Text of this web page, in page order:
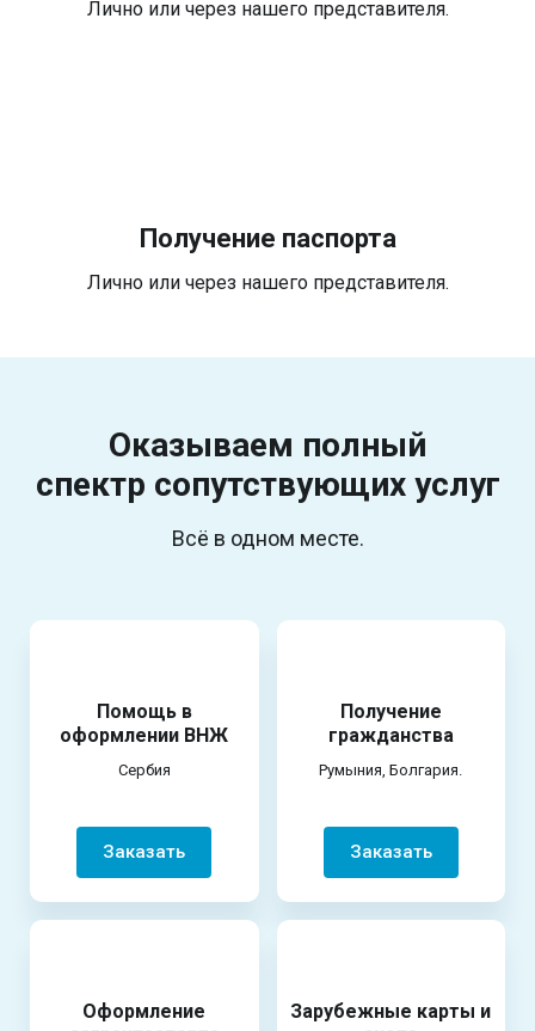
Лично или через нашего представителя.
Получение паспорта
Лично или через нашего представителя.
Оказываем полный
спектр сопутствующих услуг
Всё в одном месте.
Помощь в
оформлении ВНЖ
Сербия
Заказать
Получение
гражданства
Румыния, Болгария.
Заказать
Оформление
Зарубежные карты и